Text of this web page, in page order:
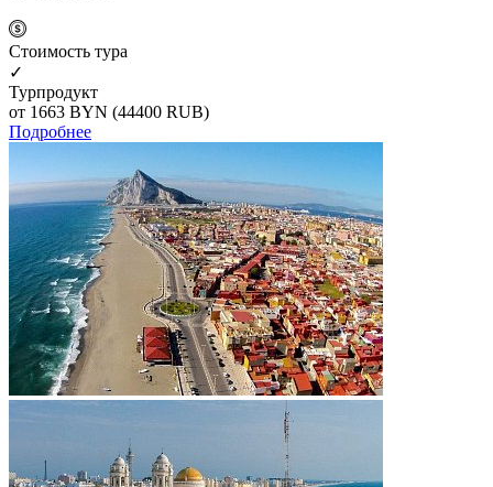
Cтоимость тура
✓
Турпродукт
от 1663 BYN (44400 RUB)
Подробнее